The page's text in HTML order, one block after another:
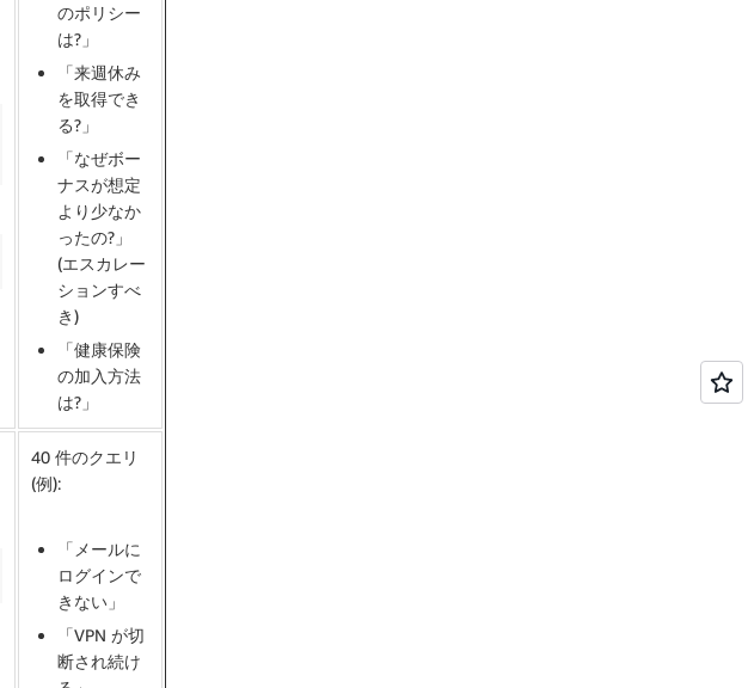
のポリシー
は?」
「来週休み
を取得でき
る?」
「なぜボー
ナスが想定
より少なか
ったの?」
(エスカレー
ションすべ
き)
「健康保険
の加入方法
は?」
40 件のクエリ
(例):
「メールに
ログインで
きない」
「VPN が切
断され続け